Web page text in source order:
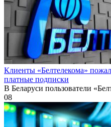
Клиенты «Белтелекома»
платные подписки
В Беларуси пользователи
08